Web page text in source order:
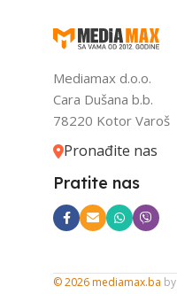
Mediamax d.o.o.
Cara Dušana b.b.
78220 Kotor Varoš
Pronađite nas
Pratite nas
© 2026 mediamax.ba by